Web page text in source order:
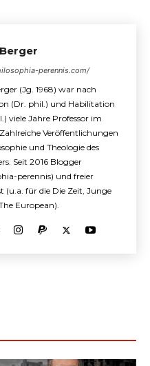
perennis.com/
(Jg. 1968) war nach
(Dr. phil.) und Habilitation
viele Jahre Professor im
Veröffentlichungen
und Theologie des
Seit 2016 Blogger
perennis) und freier
(u.a. für die Die Zeit, Junge
European).